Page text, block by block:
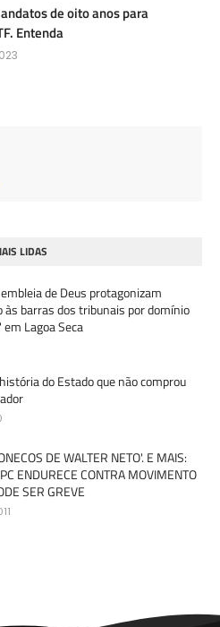
de oito anos para
Entenda
LIDAS
de Deus protagonizam
às barras dos tribunais por domínio
Lagoa Seca
do Estado que não comprou
DE WALTER NETO'. E MAIS:
ENDURECE CONTRA MOVIMENTO
SER GREVE